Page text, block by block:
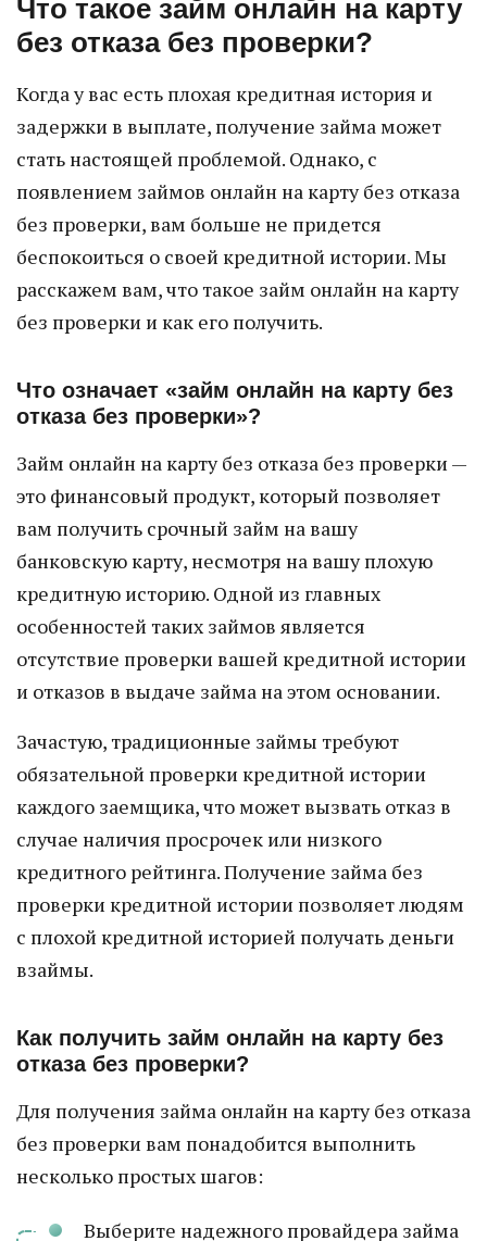
Что такое займ онлайн на карту
без отказа без проверки?
Когда у вас есть плохая кредитная история и
задержки в выплате, получение займа может
стать настоящей проблемой. Однако, с
появлением займов онлайн на карту без отказа
без проверки, вам больше не придется
беспокоиться о своей кредитной истории. Мы
расскажем вам, что такое займ онлайн на карту
без проверки и как его получить.
Что означает «займ онлайн на карту без
отказа без проверки»?
Займ онлайн на карту без отказа без проверки —
это финансовый продукт, который позволяет
вам получить срочный займ на вашу
банковскую карту, несмотря на вашу плохую
кредитную историю. Одной из главных
особенностей таких займов является
отсутствие проверки вашей кредитной истории
и отказов в выдаче займа на этом основании.
Зачастую, традиционные займы требуют
обязательной проверки кредитной истории
каждого заемщика, что может вызвать отказ в
случае наличия просрочек или низкого
кредитного рейтинга. Получение займа без
проверки кредитной истории позволяет людям
с плохой кредитной историей получать деньги
взаймы.
Как получить займ онлайн на карту без
отказа без проверки?
Для получения займа онлайн на карту без отказа
без проверки вам понадобится выполнить
несколько простых шагов:
Выберите надежного провайдера займа